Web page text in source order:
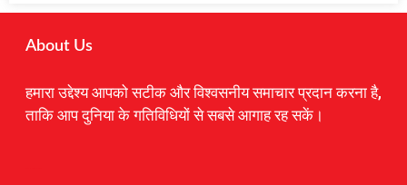
About Us
हमारा उद्देश्य आपको सटीक और विश्वसनीय समाचार प्रदान करना है,
ताकि आप दुनिया के गतिविधियों से सबसे आगाह रह सकें।